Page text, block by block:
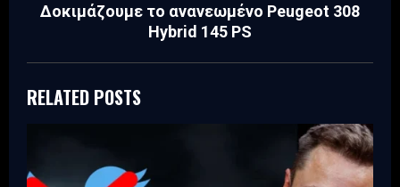
Δοκιμάζουμε το ανανεωμένο Peugeot 308
Hybrid 145 PS
RELATED POSTS